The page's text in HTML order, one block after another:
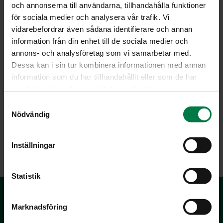
och annonserna till användarna, tillhandahålla funktioner
för sociala medier och analysera vår trafik. Vi
vidarebefordrar även sådana identifierare och annan
information från din enhet till de sociala medier och
annons- och analysföretag som vi samarbetar med.
Dessa kan i sin tur kombinera informationen med annan
information som du har tillhandahållit eller som de har
k
Nödvändig
Inställningar
Statistik
Marknadsföring
Sekoita ruokakerma ja tärkkelys, kaada vuokaan.
Ripottele päälle sinihomejuusto ja viimeisenä
hienonnettu hapankorppu. Paista 170 asteessa n. 35
minuuttia.
Tarjoa esim. kalaruoan kanssa.
Lakto-ovovegetaarinen ohjeet Lisäkeruoat,